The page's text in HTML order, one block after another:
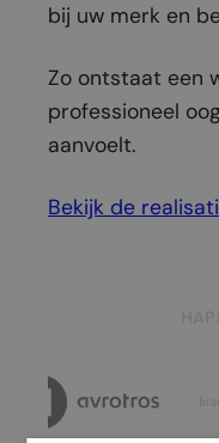
bij uw merk en
Zo ontstaat een
professioneel
aanvoelt.
Bekijk de